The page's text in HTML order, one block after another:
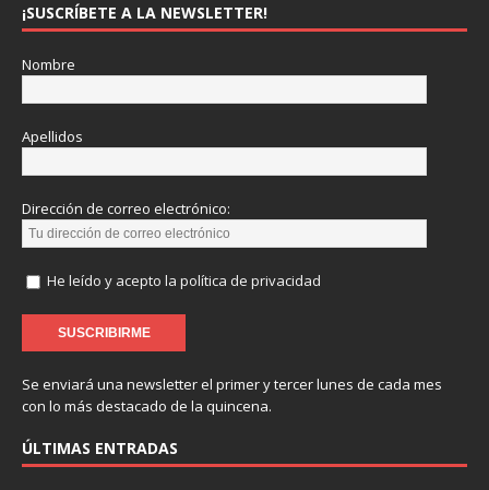
¡SUSCRÍBETE A LA NEWSLETTER!
Nombre
Apellidos
Dirección de correo electrónico:
He leído y acepto la política de privacidad
Se enviará una newsletter el primer y tercer lunes de cada mes
con lo más destacado de la quincena.
ÚLTIMAS ENTRADAS